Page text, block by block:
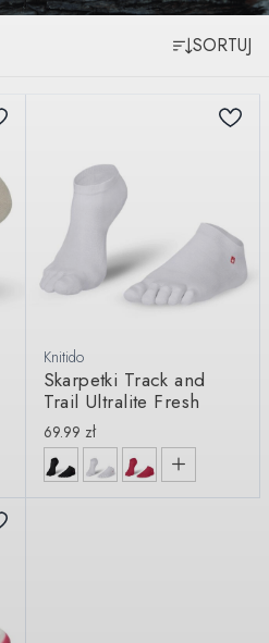
SORTUJ
Knitido
Skarpetki Track and
Trail Ultralite Fresh
69.99 zł